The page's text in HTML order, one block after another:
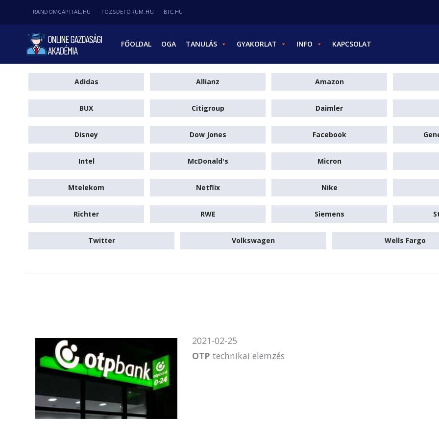
RANDOMCAPITAL.HU TOZSDEFORUM.HU BIC.HU
FŐOLDAL OGA TANULÁS GYAKORLAT INFO KAPCSOLAT
Adidas Allianz Amazon
BUX Citigroup Daimler
Disney Dow Jones Facebook
Intel McDonald's Micron
Mtelekom Netflix Nike
Richter RWE Siemens
Twitter Volkswagen Wells Fargo
2021-02-25
OTP technikai elemzés